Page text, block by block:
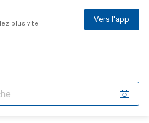
plus vite Vers l'app